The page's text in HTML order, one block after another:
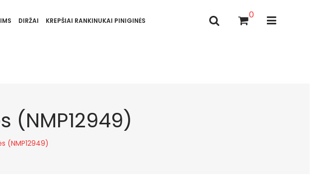
DIRŽAI KREPŠIAI RANKINUKAI PINIGINĖS
0
(NMP12949)
(NMP12949)